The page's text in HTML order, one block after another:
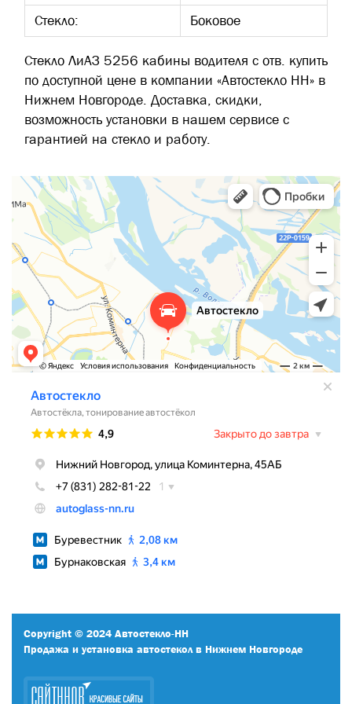
Стекло:
Боковое
Стекло ЛиАЗ 5256 кабины водителя с отв. купить
по доступной цене в компании «Автостекло НН» в
Нижнем Новгороде. Доставка, скидки,
возможность установки в нашем сервисе с
гарантией на стекло и работу.
Copyright © 2024 Автостекло-НН
Продажа и установка автостекол в Нижнем Новгороде